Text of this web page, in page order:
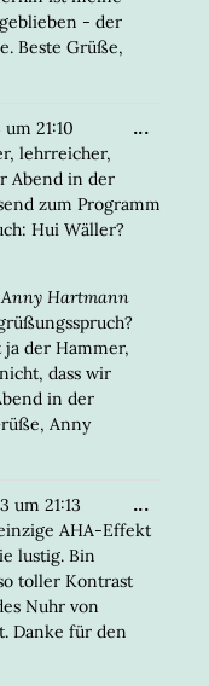
- der
Beste Grüße,
um 21:10
lehrreicher,
Abend in der
zum Programm
Hui Wäller?
Hartmann
der Hammer,
dass wir
in der
Anny
...DIESE
um 21:13
AHA-Effekt
lustig. Bin
toller Kontrast
Nuhr von
Danke für den
...DIESE